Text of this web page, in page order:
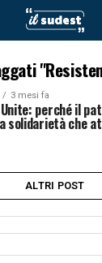
3 mesi fa
Unite: perché il
solidarietà che
ALTRI POST